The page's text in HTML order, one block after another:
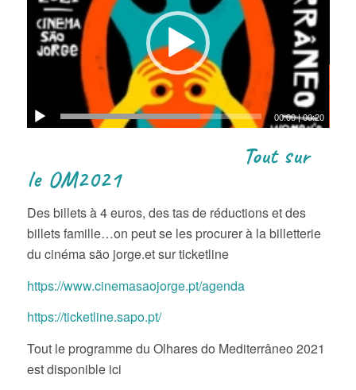
00:00|00:20
Tout sur
le OM2021
Des billets à 4 euros, des tas de réductions et des
billets famille…on peut se les procurer à la billetterie
du cinéma são jorge.et sur ticketline
https://www.cinemasaojorge.pt/agenda
https://ticketline.sapo.pt/
Tout le programme du Olhares do Mediterrâneo 2021
est disponible ici